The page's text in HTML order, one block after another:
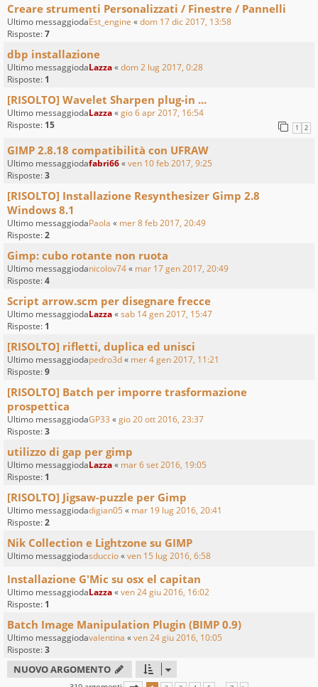
Creare strumenti Personalizzati / Finestre / Pannelli
Ultimo messaggiodaEst_engine «dom 17 dic 2017, 13:58
Risposte:7
dbp installazione
Ultimo messaggiodaLazza«dom 2 lug 2017, 0:28
Risposte: 1
[RISOLTO] Wavelet Sharpen plug-in ...
Ultimo messaggiodaLazza«gio 6 apr 2017, 16:54
Risposte: 15 1 2
GIMP 2.8.18 compatibilità con UFRAW
Ultimo messaggiodafabri66«ven 10 feb 2017, 9:25
Risposte:3
[RISOLTO] Installazione Resynthesizer Gimp 2.8
Windows 8.1
Ultimo messaggiodaPaola « mer 8 feb 2017, 20:49
Risposte:2
Gimp: cubo rotante non ruota
Ultimo messaggiodanicolov74« mar 17 gen 2017, 20:49
Risposte:4
Script arrow.scm per disegnare frecce
Ultimo messaggiodaLazza«sab 14 gen 2017, 15:47
Risposte: 1
[RISOLTO] rifletti, duplica ed unisci
Ultimo messaggiodapedro3d« mer 4 gen 2017, 11:21
Risposte:9
[RISOLTO] Batch per imporre trasformazione
prospettica
Ultimo messaggiodaGP33 «gio 20 ott 2016, 23:37
Risposte:3
utilizzo di gap per gimp
Ultimo messaggiodaLazza« mar 6 set 2016, 19:05
Risposte: 1
[RISOLTO] Jigsaw-puzzle per Gimp
Ultimo messaggiodadigian05 « mar 19 lug 2016, 20:41
Risposte:2
Nik Collection e Lightzone su GIMP
Ultimo messaggiodasduccio«ven 15 lug 2016, 6:58
Installazione G'Mic su osx el capitan
Ultimo messaggiodaLazza«ven 24 giu 2016, 16:02
Risposte: 1
Batch Image Manipulation Plugin (BIMP 0.9)
Ultimo messaggiodavalentina «ven 24 giu 2016, 10:05
Risposte:3
NUOVO ARGOMENTO